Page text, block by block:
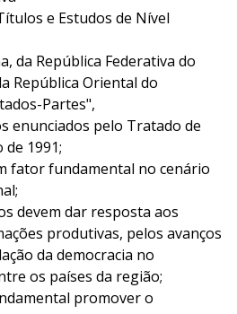
e Estudos de Nível
da República Federativa do
República Oriental do
Partes",
enunciados pelo Tratado de
de 1991;
fator fundamental no cenário
devem dar resposta aos
produtivas, pelos avanços
da democracia no
os países da região;
promover o